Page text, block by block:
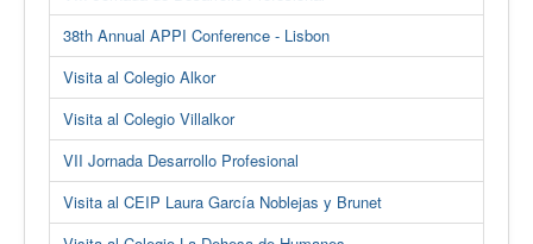
38th Annual APPI Conference - Lisbon
Visita al Colegio Alkor
Visita al Colegio Villalkor
VII Jornada Desarrollo Profesional
Visita al CEIP Laura García Noblejas y Brunet